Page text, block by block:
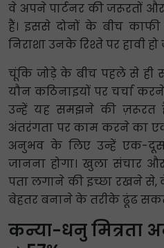
वे अपने पार्टनर की जरूरतों
हैं। इससे दोनों के बीच
निराशा उनके रिश्ते पर हावी हो
चूंकि जोड़े के बीच पहले से ही
यौन कठिनाइयों पर चर्चा
उन्हें यह समझने की ज़रूरत
अंतरंगता पर काम करने का
अनुभव के लिए उन्हें एक-
जानना होगा। खुला संचार
पता लगाने की इच्छा रखने
बेहतर बनाने के तरीके ढूंढ
कन्या-धनु मित्रता